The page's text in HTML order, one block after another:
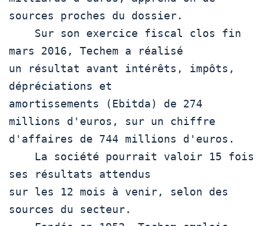
sources proches du dossier.
mars 2016, Techem a réalisé
un résultat avant intérêts, impôts,
dépréciations et
amortissements (Ebitda) de 274
millions d'euros, sur un chiffre
d'affaires de 744 millions d'euros.
ses résultats attendus
sur les 12 mois à venir, selon des
sources du secteur.